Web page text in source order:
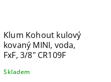
Klum Kohout kulový
kovaný MINI, voda,
FxF, 3/8" CR109F
Skladem